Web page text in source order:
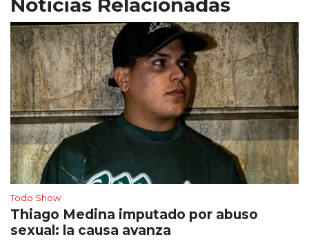
Noticias Relacionadas
Todo Show
Thiago Medina imputado por abuso
sexual: la causa avanza